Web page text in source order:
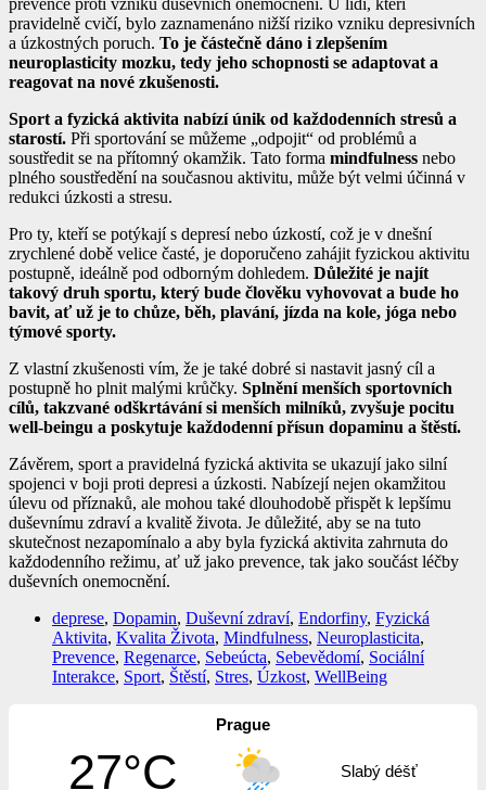
prevence proti vzniku duševních onemocnění. U lidí, kteří
pravidelně cvičí, bylo zaznamenáno nižší riziko vzniku depresivních
a úzkostných poruch. To je částečně dáno i zlepšením
neuroplasticity mozku, tedy jeho schopnosti se adaptovat a
reagovat na nové zkušenosti.
Sport a fyzická aktivita nabízí únik od každodenních stresů a
starostí. Při sportování se můžeme „odpojit“ od problémů a
soustředit se na přítomný okamžik. Tato forma mindfulness nebo
plného soustředění na současnou aktivitu, může být velmi účinná v
redukci úzkosti a stresu.
Pro ty, kteří se potýkají s depresí nebo úzkostí, což je v dnešní
zrychlené době velice časté, je doporučeno zahájit fyzickou aktivitu
postupně, ideálně pod odborným dohledem. Důležité je najít
takový druh sportu, který bude člověku vyhovovat a bude ho
bavit, ať už je to chůze, běh, plavání, jízda na kole, jóga nebo
týmové sporty.
Z vlastní zkušenosti vím, že je také dobré si nastavit jasný cíl a
postupně ho plnit malými krůčky. Splnění menších sportovních
cílů, takzvané odškrtávání si menších milníků, zvyšuje pocitu
well-beingu a poskytuje každodenní přísun dopaminu a štěstí.
Závěrem, sport a pravidelná fyzická aktivita se ukazují jako silní
spojenci v boji proti depresi a úzkosti. Nabízejí nejen okamžitou
úlevu od příznaků, ale mohou také dlouhodobě přispět k lepšímu
duševnímu zdraví a kvalitě života. Je důležité, aby se na tuto
skutečnost nezapomínalo a aby byla fyzická aktivita zahrnuta do
každodenního režimu, ať už jako prevence, tak jako součást léčby
duševních onemocnění.
deprese, Dopamin, Duševní zdraví, Endorfiny, Fyzická
Aktivita, Kvalita Života, Mindfulness, Neuroplasticita,
Prevence, Regenarce, Sebeúcta, Sebevědomí, Sociální
Interakce, Sport, Štěstí, Stres, Úzkost, WellBeing
Prague
27°C Slabý déšť